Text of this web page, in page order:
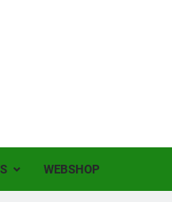
hazai pályán rajtol az Érdi VSE!
játékos lépett pályára Érden
WEBSHOP